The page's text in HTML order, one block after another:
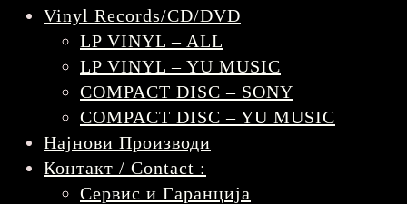
Vinyl Records/CD/DVD
LP VINYL – ALL
LP VINYL – YU MUSIC
COMPACT DISC – SONY
COMPACT DISC – YU MUSIC
Најнови Производи
Контакт / Contact :
Сервис и Гаранција